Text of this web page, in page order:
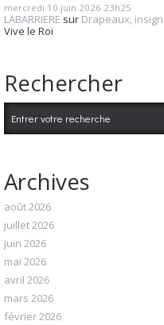
mercredi 10 juin 2026 23h25
LABARRIERE sur Drapeaux,
Vive le Roi
Rechercher
Archives
août 2026
juillet 2026
juin 2026
mai 2026
avril 2026
mars 2026
février 2026